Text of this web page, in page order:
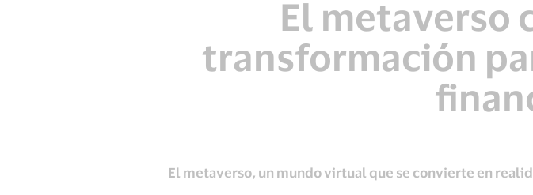
El metaverso
transformación
El metaverso, un mundo virtual que se convierte en